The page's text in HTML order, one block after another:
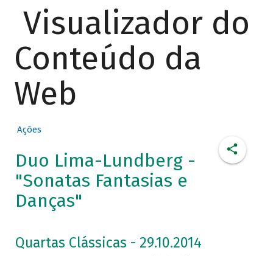
Visualizador do
Conteúdo da
Web
Ações
Duo Lima-Lundberg -
"Sonatas Fantasias e
Danças"
Quartas Clássicas - 29.10.2014